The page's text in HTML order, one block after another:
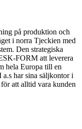
på produktion och
i norra Tjeckien med
Den strategiska
FORM att leverera
hela Europa till en
har sina säljkontor i
att alltid vara kunden